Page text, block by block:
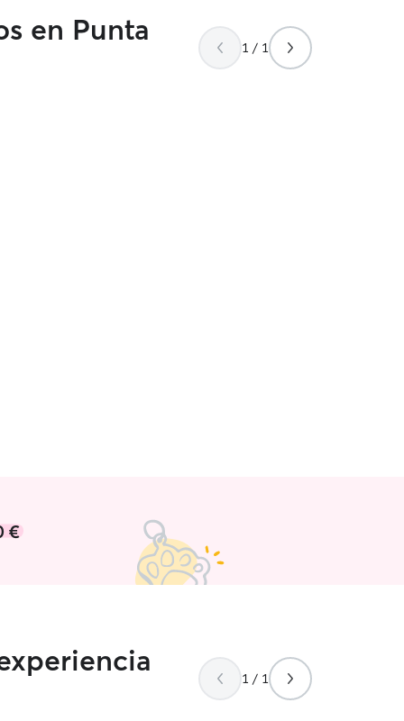
en Punta
1 / 1
€
1 / 1